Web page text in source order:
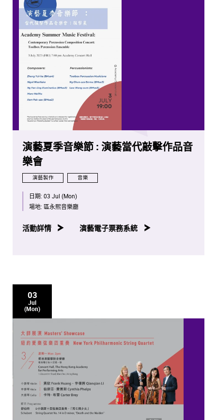
演藝夏季音樂節 : 演藝當代敲擊作品音
樂會
演藝製作 音樂
日期: 03 Jul (Mon)
場地: 區永熙音樂廳
活動詳情 演藝電子票務系統
03
Jul
(Mon)